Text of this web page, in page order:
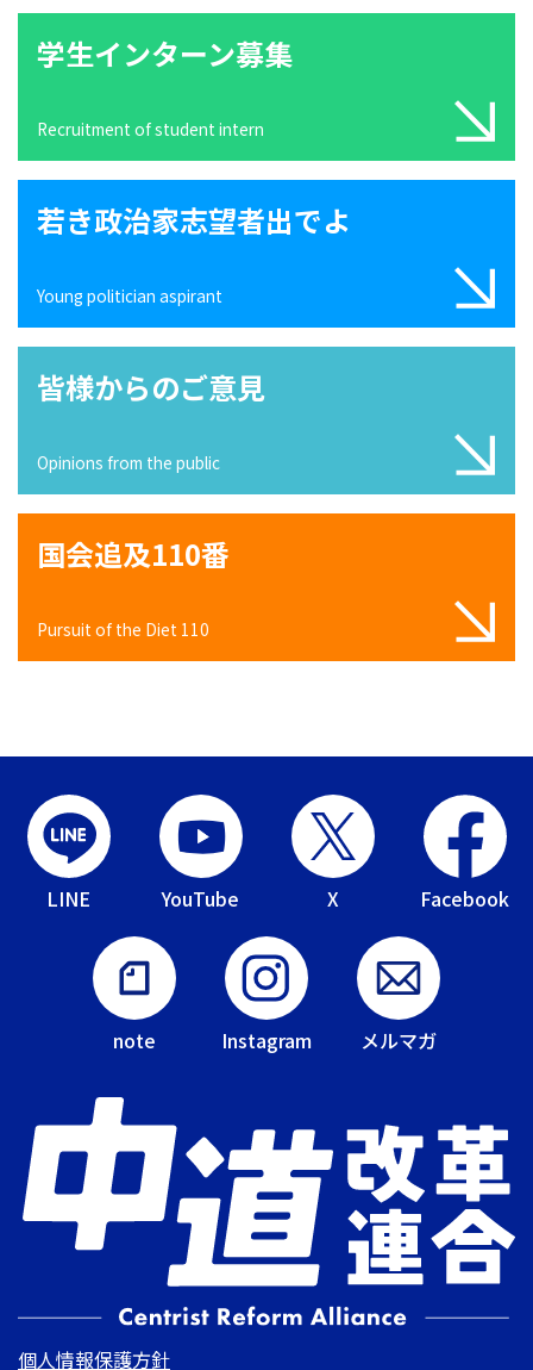
学生インターン募集
Recruitment of student intern
若き政治家志望者出でよ
Young politician aspirant
皆様からのご意見
Opinions from the public
国会追及110番
Pursuit of the Diet 110
LINE YouTube X Facebook
note Instagram メルマガ
個人情報保護方針